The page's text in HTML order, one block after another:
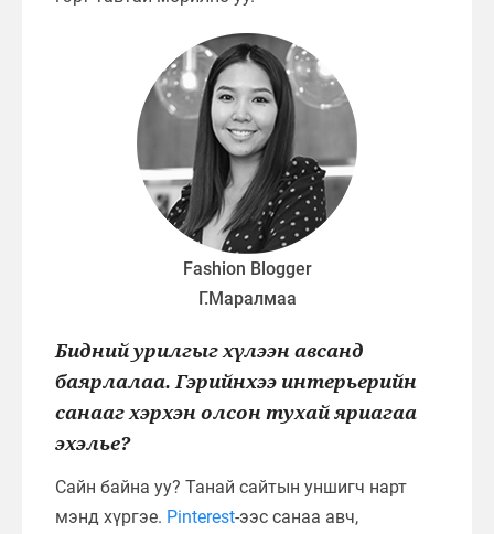
Fashion Blogger
Г.Маралмаа
Бидний урилгыг хүлээн авсанд
баярлалаа. Гэрийнхээ интерьерийн
санааг хэрхэн олсон тухай яриагаа
эхэлье?
Сайн байна уу? Танай сайтын уншигч нарт
мэнд хүргэе. Pinterest-ээс санаа авч,